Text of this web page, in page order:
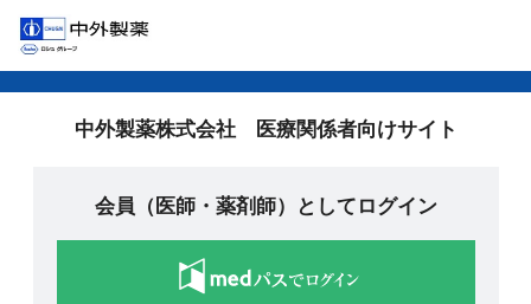
中外製薬株式会社 医療関係者向けサイト
会員（医師・薬剤師）としてログイン